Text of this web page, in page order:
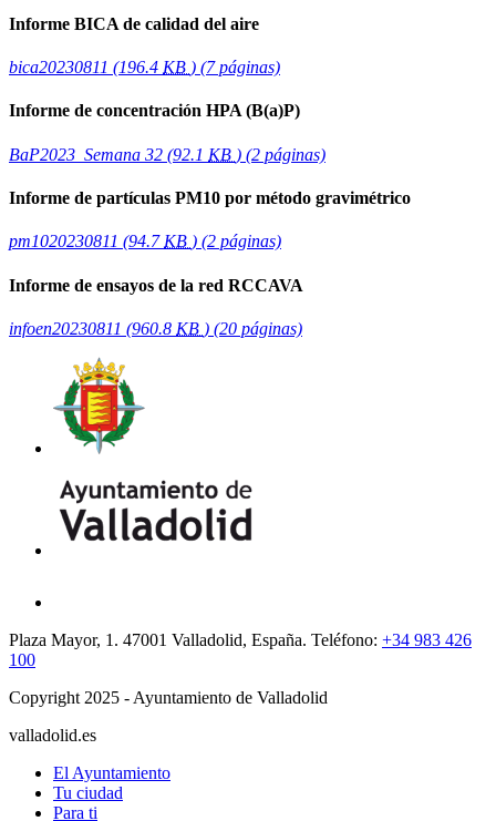
Informe BICA de calidad del aire
bica20230811 (196.4 KB ) (7 páginas)
Informe de concentración HPA (B(a)P)
BaP2023_Semana 32 (92.1 KB ) (2 páginas)
Informe de partículas PM10 por método gravimétrico
pm1020230811 (94.7 KB ) (2 páginas)
Informe de ensayos de la red RCCAVA
infoen20230811 (960.8 KB ) (20 páginas)
Plaza Mayor, 1. 47001 Valladolid, España. Teléfono: +34 983 426
100
Copyright 2025 - Ayuntamiento de Valladolid
valladolid.es
El Ayuntamiento
Tu ciudad
Para ti